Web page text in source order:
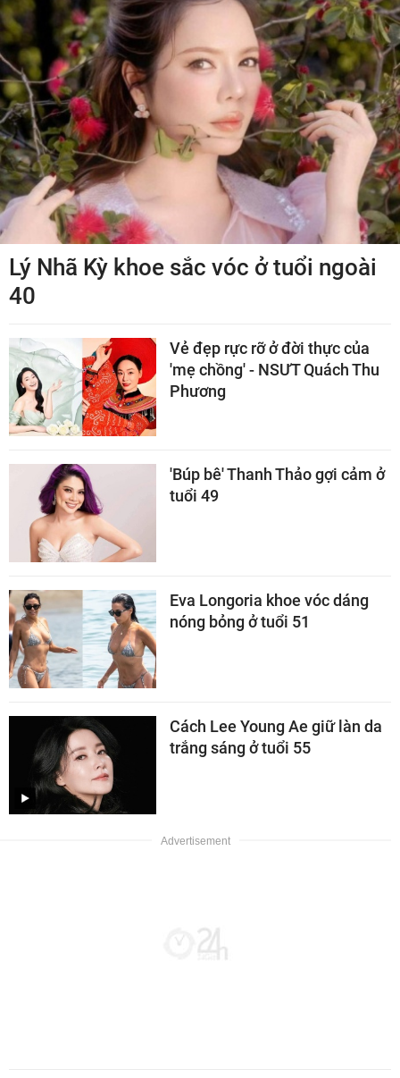
Lý Nhã Kỳ khoe sắc vóc ở tuổi ngoài
40
Vẻ đẹp rực rỡ ở đời thực của
'mẹ chồng' - NSƯT Quách Thu
Phương
'Búp bê' Thanh Thảo gợi cảm ở
tuổi 49
Eva Longoria khoe vóc dáng
nóng bỏng ở tuổi 51
Cách Lee Young Ae giữ làn da
trắng sáng ở tuổi 55